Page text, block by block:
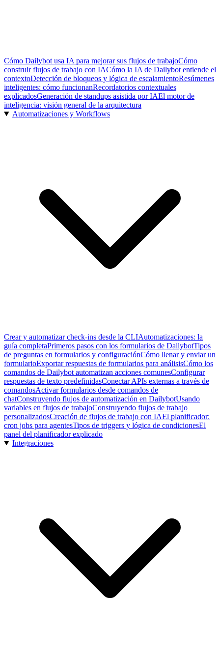
Cómo Dailybot usa IA para mejorar sus flujos de trabajoCómo
construir flujos de trabajo con IACómo la IA de Dailybot entiende el
contextoDetección de bloqueos y lógica de escalamientoResúmenes
inteligentes: cómo funcionanRecordatorios contextuales
explicadosGeneración de standups asistida por IAEl motor de
inteligencia: visión general de la arquitectura
Automatizaciones y Workflows
Crear y automatizar check-ins desde la CLIAutomatizaciones: la
guía completaPrimeros pasos con los formularios de DailybotTipos
de preguntas en formularios y configuraciónCómo llenar y enviar un
formularioExportar respuestas de formularios para análisisCómo los
comandos de Dailybot automatizan acciones comunesConfigurar
respuestas de texto predefinidasConectar APIs externas a través de
comandosActivar formularios desde comandos de
chatConstruyendo flujos de automatización en DailybotUsando
variables en flujos de trabajoConstruyendo flujos de trabajo
personalizadosCreación de flujos de trabajo con IAEl planificador:
cron jobs para agentesTipos de triggers y lógica de condicionesEl
panel del planificador explicado
Integraciones